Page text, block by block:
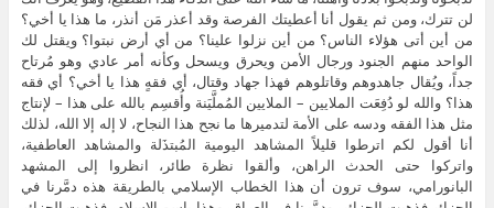
لن تترك، ومن ثم يقول أنا أعطيتك الفرصة وقد أعذر مَن أنذر، ما هذا يا أخي؟
من أين أتى هؤلاء الناس؟ من أين نزلوا علينا؟ من أي أرض نبتوا؟ ويقتل لك
الواحد منهم الجنود ورجال الأمن ويحرق ويسحل وكأنه أمر عادي وهو مُرتاح
جداً، ويُقال جاهدوهم وقاتلوهم فهذا جهاد وقتال، أي فقهٍ هذا يا أخي؟ أي فقه
هذا؟ والله لو دُفِعَت الملايين – الملايين المُملَّيَنة وأُقسِم بالله على هذا – لإنتاج
مثل هذا الفقه ودسه على الأمة لتدميرها ما نجح هذا النجاح، لا إله إلا الله، لذلك
أنا أقول لكم اترطوا قليلاً المشاهد اليومية المُبتذَلة والمشاهد العاطفية،
واتركوا حتى الحدث الراهن، وألقوا نظرة طائر، انظروا إلى المشهد
البانورامي، سوف ترون أن هذا الخطاب الإسلامي بالطريقة هذه دمَّرنا في